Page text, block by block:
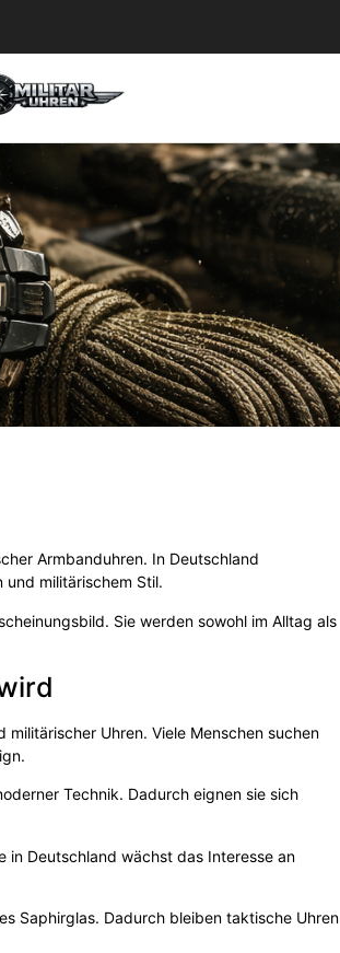
Armbanduhren. In Deutschland
und militärischem Stil.
Sie werden sowohl im Alltag als
Uhren. Viele Menschen suchen
Technik. Dadurch eignen sie sich
in Deutschland wächst das Interesse an
Saphirglas. Dadurch bleiben taktische Uhren